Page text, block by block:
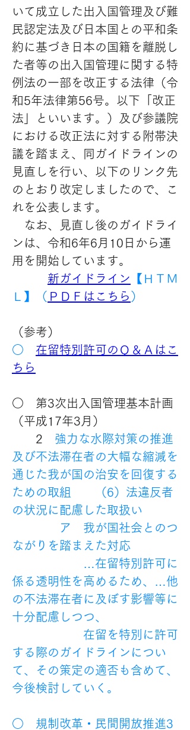
いて成立した出入国管理及び難
民認定法及び日本国との平和条
約に基づき日本の国籍を離脱し
た者等の出入国管理に関する特
例法の一部を改正する法律（令
和5年法律第56号。以下「改正
法」といいます。）及び参議院
における改正法に対する附帯決
議を踏まえ、同ガイドラインの
見直しを行い、以下のリンク先
のとおり改定しましたので、こ
れを公表します。
なお、見直し後のガイドライ
ンは、令和6年6月10日から運
用を開始しています。
新ガイドライン 【ＨＴＭ
Ｌ】（ ＰＤＦはこちら ）
（参考）
○ 在留特別許可のＱ＆Ａはこ
ちら
○　第3次出入国管理基本計画
（平成17年3月）
2 強力な水際対策の推進
及び不法滞在者の大幅な縮減を
通じた我が国の治安を回復する
ための取組　　（6）法違反者
の状況に配慮した取扱い
ア　我が国社会とのつ
ながりを踏まえた対応
…在留特別許可に
係る透明性を高めるため、…他
の不法滞在者に及ぼす影響等に
十分配慮しつつ、
在留を特別に許可
する際のガイドラインについ
て、その策定の適否も含めて、
今後検討していく。
○　規制改革・民間開放推進3